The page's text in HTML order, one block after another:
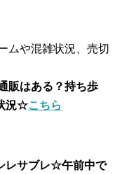
ムや混雑状況、売切
販はある？持ち歩
況☆こちら
レサブレ☆午前中で